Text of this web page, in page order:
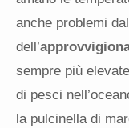
anche problemi
dell’
sempre più
di pesci
la pulcinella di